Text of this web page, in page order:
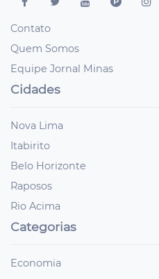
Contato
Quem Somos
Equipe Jornal Minas
Cidades
Nova Lima
Itabirito
Belo Horizonte
Raposos
Rio Acima
Categorias
Economia